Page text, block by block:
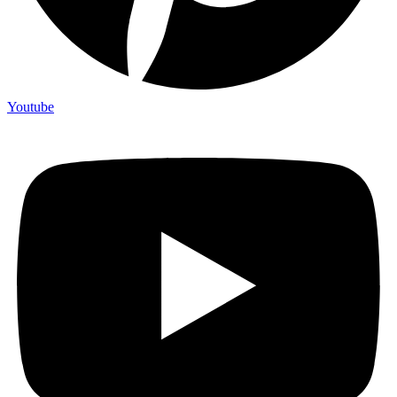
Youtube